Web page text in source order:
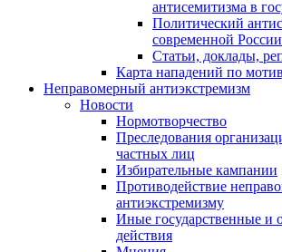
антисемитизма в
Политический
современной России
Статьи, доклады,
Карта нападений по
Неправомерный антиэкстремизм
Новости
Нормотворчество
Преследования
частных лиц
Избирательные кампании
Противодействие
антиэкстремизму
Иные государственные и
действия